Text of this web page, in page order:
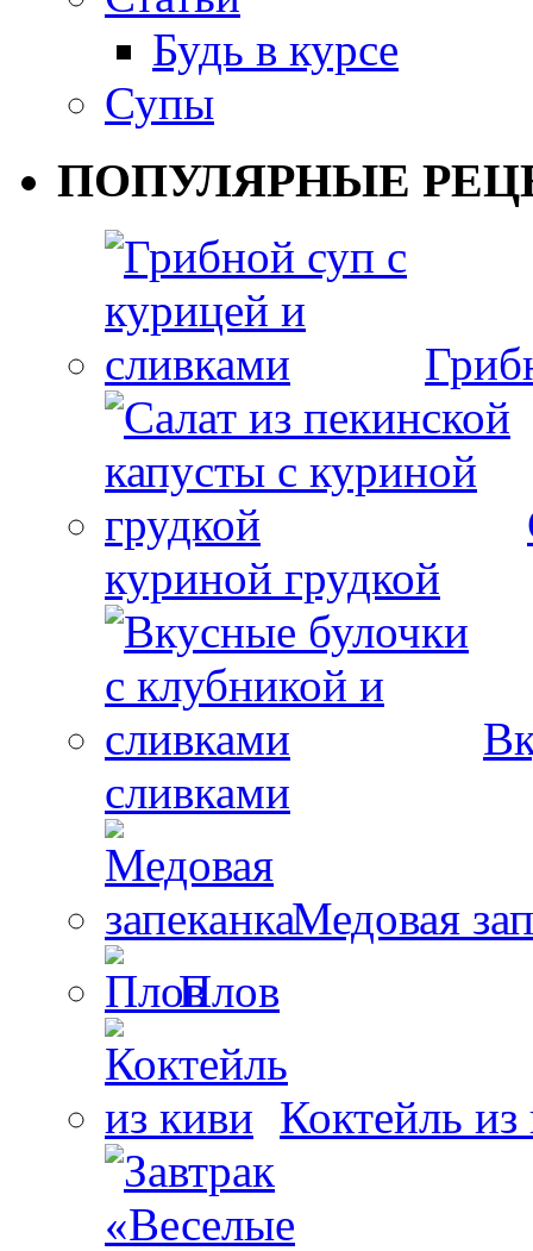
Будь в курсе
Супы
ПОПУЛЯРНЫЕ
куриной грудкой
сливками
Медовая
Плов
Коктейль из